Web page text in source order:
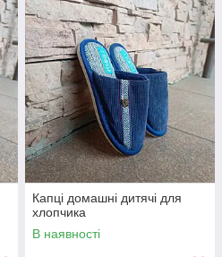
Капці домашні дитячі для
хлопчика
В наявності